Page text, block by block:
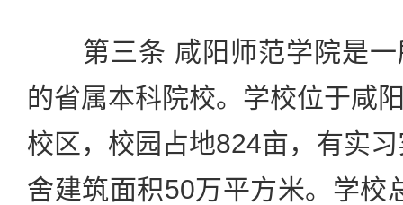
第三条 咸阳师范学院是一
的省属本科院校。学校位于咸
校区，校园占地824亩，有实
舍建筑面积50万平方米。学校